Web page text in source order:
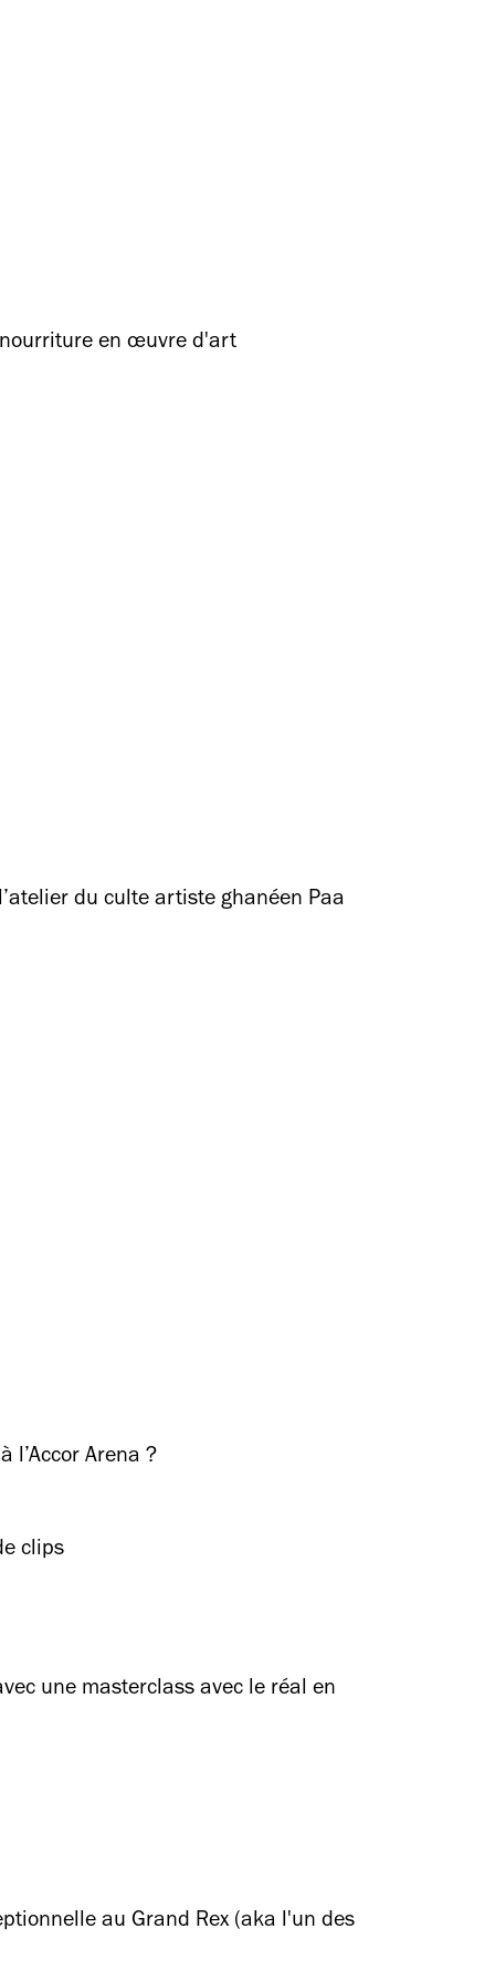
nourriture en œuvre d'art
du culte artiste ghanéen Paa
l’Accor Arena ?
clips
une masterclass avec le réal en
au Grand Rex (aka l'un des